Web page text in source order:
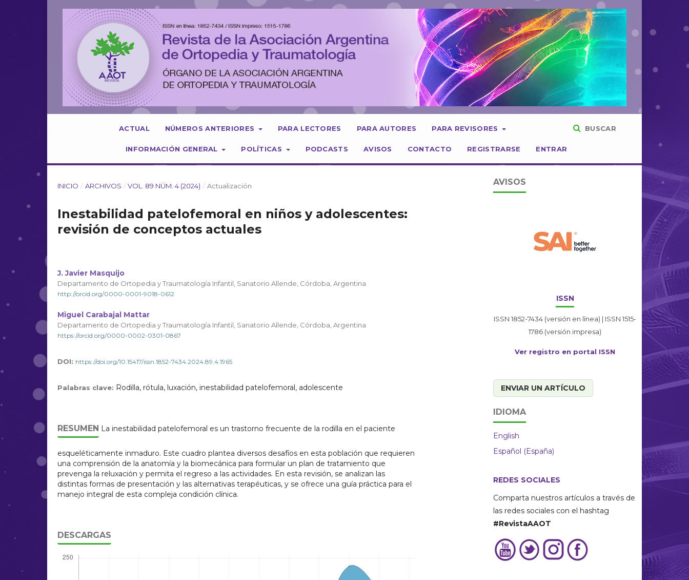
ACTUAL NÚMEROS ANTERIORES PARA LECTORES PARA AUTORES PARA REVISORES
INFORMACIÓN GENERAL POLÍTICAS PODCASTS AVISOS CONTACTO REGISTRARSE ENTRAR
BUSCAR
INICIO / ARCHIVOS / VOL. 89 NÚM. 4 (2024) / Actualización
Inestabilidad patelofemoral en niños y adolescentes:
revisión de conceptos actuales
J. Javier Masquijo
Departamento de Ortopedia y Traumatología Infantil, Sanatorio Allende, Córdoba, Argentina
http://orcid.org/0000-0001-9018-0612
Miguel Carabajal Mattar
Departamento de Ortopedia y Traumatología Infantil, Sanatorio Allende, Córdoba, Argentina
https://orcid.org/0000-0002-0301-0867
DOI: https://doi.org/10.15417/issn.1852-7434.2024.89.4.1965
Palabras clave: Rodilla, rótula, luxación, inestabilidad patelofemoral, adolescente
RESUMEN La inestabilidad patelofemoral es un trastorno frecuente de la rodilla en el paciente
esqueléticamente inmaduro. Este cuadro plantea diversos desafíos en esta población que requieren
una comprensión de la anatomía y la biomecánica para formular un plan de tratamiento que
prevenga la reluxación y permita el regreso a las actividades. En esta revisión, se analizan las
distintas formas de presentación y las alternativas terapéuticas, y se ofrece una guía práctica para el
manejo integral de esta compleja condición clínica.
DESCARGAS
AVISOS
ISSN
ISSN 1852-7434 (versión en línea) | ISSN 1515-
1786 (versión impresa)
Ver registro en portal ISSN
ENVIAR UN ARTÍCULO
IDIOMA
English
Español (España)
REDES SOCIALES
Comparta nuestros artículos a través de
las redes sociales con el hashtag
#RevistaAAOT